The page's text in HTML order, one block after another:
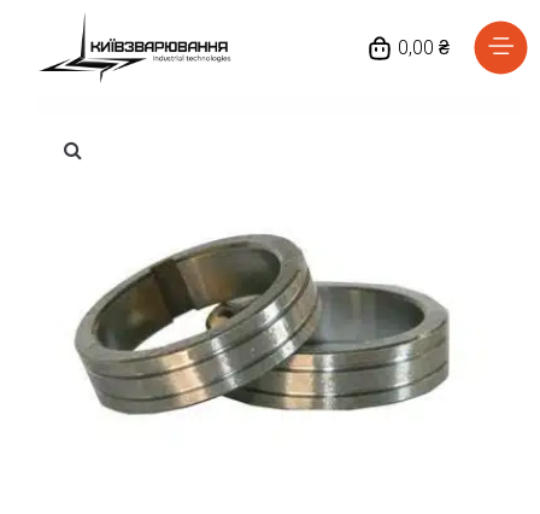
0,00 ₴
Головна
Про нас
Доставка та оплата